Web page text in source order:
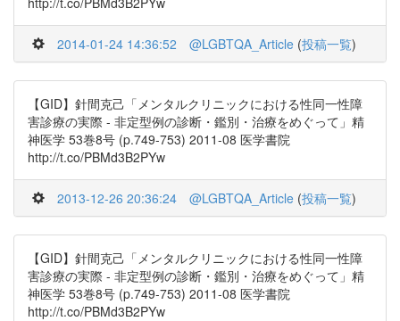
2014-01-24 14:36:52 @LGBTQA_Article (投稿一覧)
【GID】針間克己「メンタルクリニックにおける性同一性障
害診療の実際 - 非定型例の診断・鑑別・治療をめぐって」精
神医学 53巻8号 (p.749-753) 2011-08 医学書院
http://t.co/PBMd3B2PYw
2013-12-26 20:36:24 @LGBTQA_Article (投稿一覧)
【GID】針間克己「メンタルクリニックにおける性同一性障
害診療の実際 - 非定型例の診断・鑑別・治療をめぐって」精
神医学 53巻8号 (p.749-753) 2011-08 医学書院
http://t.co/PBMd3B2PYw